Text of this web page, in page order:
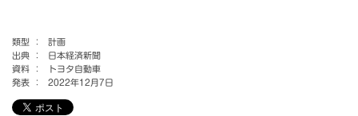
類型 ：
計画
出典 ：
日本経済新聞
資料 ：
トヨタ自動車
発表 ：
2022年12月7日